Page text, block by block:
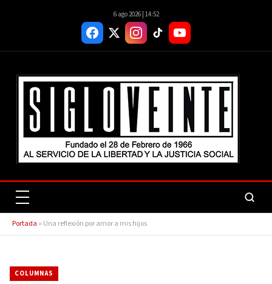
6 ago 2026 | 14:52
Portada » Una reflexión por amor a mis hijos
COLUMNAS